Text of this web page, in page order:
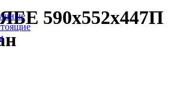
590х552х447П